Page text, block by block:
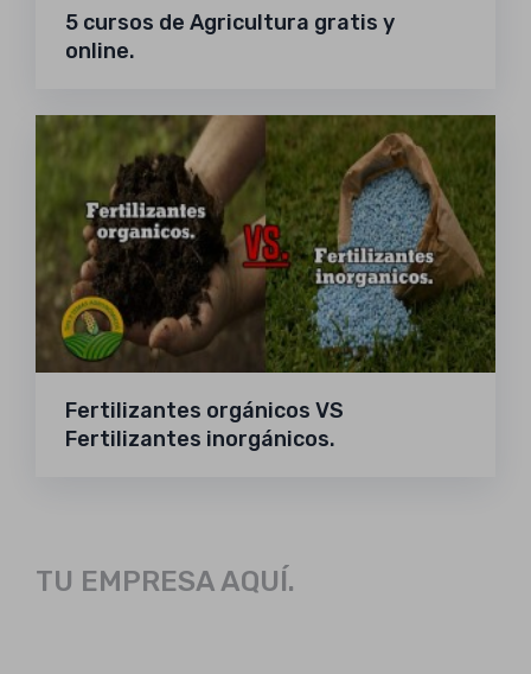
5 cursos de Agricultura gratis y
online.
Fertilizantes orgánicos VS
Fertilizantes inorgánicos.
TU EMPRESA AQUÍ.